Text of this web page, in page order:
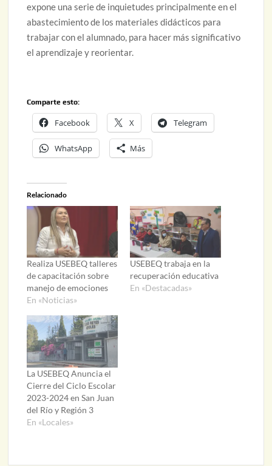
expone una serie de inquietudes principalmente en el
abastecimiento de los materiales didácticos para
trabajar con el alumnado, para hacer más significativo
el aprendizaje y reorientar.
Comparte esto:
Facebook X Telegram
WhatsApp Más
Relacionado
Realiza USEBEQ talleres
de capacitación sobre
manejo de emociones
En «Noticias»
USEBEQ trabaja en la
recuperación educativa
En «Destacadas»
La USEBEQ Anuncia el
Cierre del Ciclo Escolar
2023-2024 en San Juan
del Río y Región 3
En «Locales»